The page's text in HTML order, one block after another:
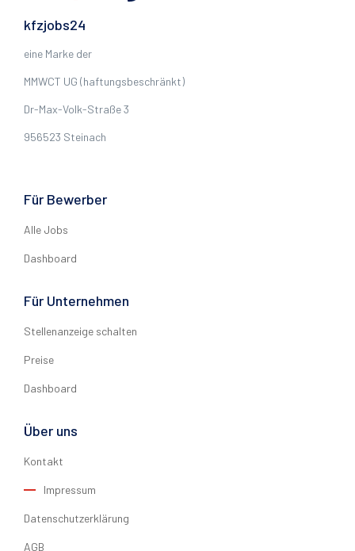
kfzjobs24
eine Marke der
MMWCT UG (haftungsbeschränkt)
Dr-Max-Volk-Straße 3
956523 Steinach
Für Bewerber
Alle Jobs
Dashboard
Für Unternehmen
Stellenanzeige schalten
Preise
Dashboard
Über uns
Kontakt
Impressum
Datenschutzerklärung
AGB